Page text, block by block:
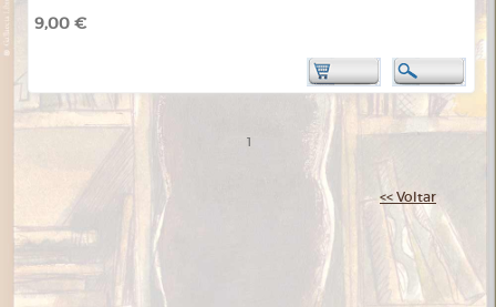
9,00 €
1
<< Voltar